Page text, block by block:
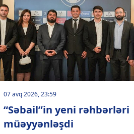
07 avq 2026, 23:59
“Səbail”in yeni rəhbərləri
müəyyənləşdi